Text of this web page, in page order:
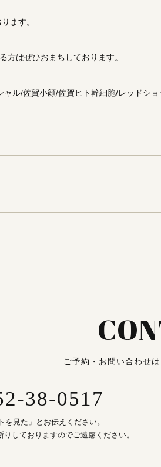
ます。
方はぜひおまちしております。
ル/佐賀小顔/佐賀ヒト幹細胞/レッドシ
ご予約・お問い合わせ
38-0517
を見た」とお伝えください。
しておりますのでご遠慮ください。